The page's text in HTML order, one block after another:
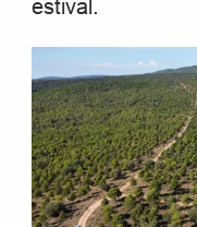
estival.